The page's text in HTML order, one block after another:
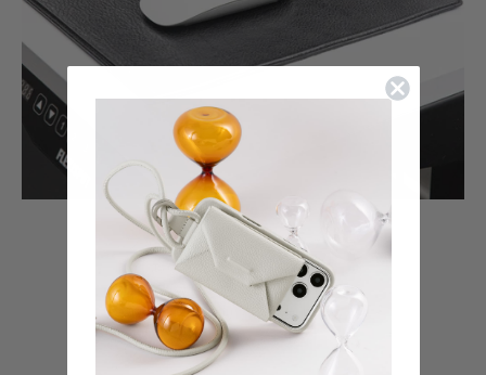
フィードバックにご協力いただき
ありがとうございました。
頂戴したご意見を参考に
製品クオリティの向上に
努めてまいります。